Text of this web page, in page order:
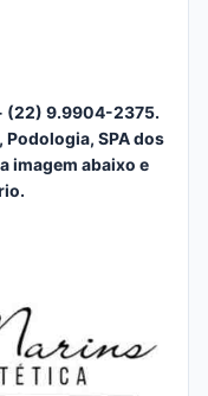
(22) 9.9904-2375.
Podologia, SPA dos
imagem abaixo e